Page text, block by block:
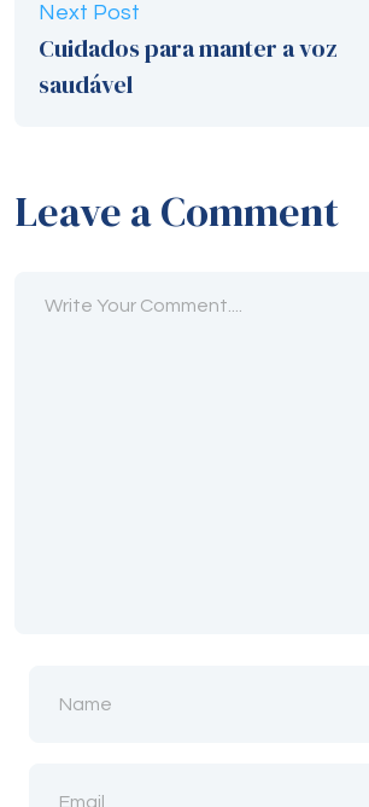
Next Post
Cuidados para manter a voz
saudável
Leave a Comment